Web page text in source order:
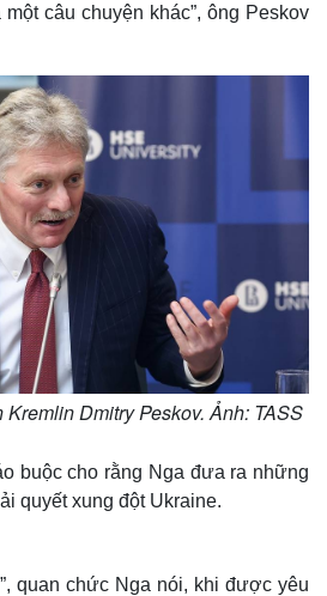
câu chuyện khác”, ông Peskov
Dmitry Peskov. Ảnh: TASS
buộc cho rằng Nga đưa ra những
quyết xung đột Ukraine.
quan chức Nga nói, khi được yêu